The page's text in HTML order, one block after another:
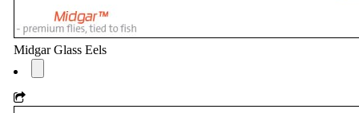
Midgar Glass Eels